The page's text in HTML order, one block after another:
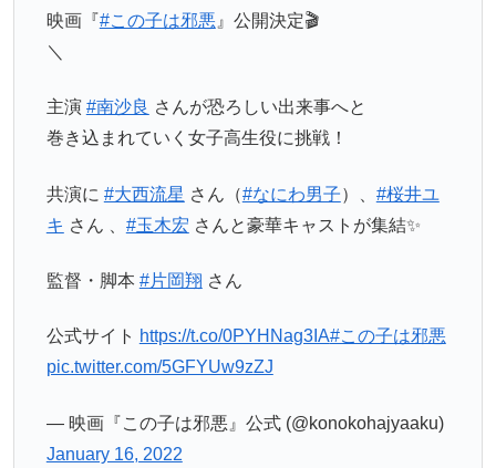
映画『#この子は邪悪 』公開決定🎬
＼
主演 #南沙良 さんが恐ろしい出来事へと
巻き込まれていく女子高生役に挑戦！
共演に #大西流星 さん（#なにわ男子）、 #桜井ユ
キ さん 、 #玉木宏 さんと豪華キャストが集結✨
監督・脚本 #片岡翔 さん
公式サイト https://t.co/0PYHNag3IA#この子は邪悪
pic.twitter.com/5GFYUw9zZJ
— 映画『この子は邪悪』公式 (@konokohajyaaku)
January 16, 2022